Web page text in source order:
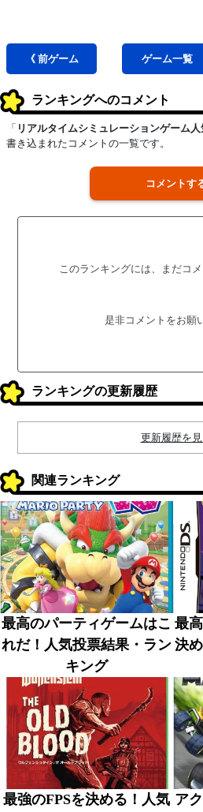
《 前ゲーム ゲーム一覧
ランキングへのコメント
「 リアルタイムシミュレーションゲーム
書き込まれたコメントの一覧です。
コメントす
このランキングには、まだコメ
是非コメントをお願
ランキングの更新履歴
更新履歴を
関連ランキング
最高のパーティゲームはこ
れだ！人気投票結果・ラン
キング
最
決
最強のFPSを決める！人気 ア